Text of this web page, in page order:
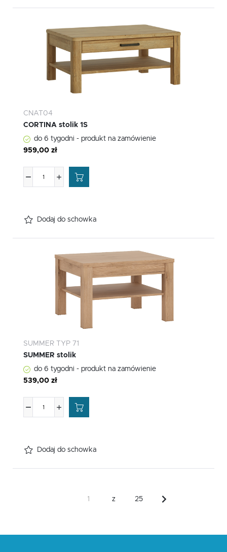
CNAT04
CORTINA stolik 1S
do 6 tygodni - produkt na zamówienie
959,00 zł
Dodaj do schowka
SUMMER TYP 71
SUMMER stolik
do 6 tygodni - produkt na zamówienie
539,00 zł
Dodaj do schowka
z 25